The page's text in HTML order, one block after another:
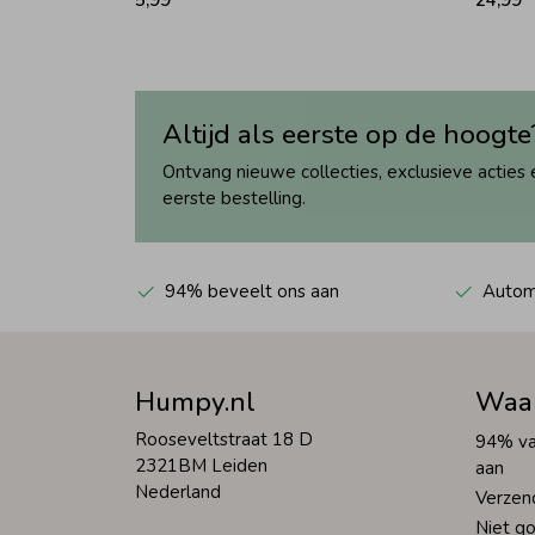
Altijd als eerste op de
Ontvang nieuwe collecties, exclusieve
eerste bestelling.
94% beveelt ons aan
Humpy.nl
Rooseveltstraat 18 D
2321BM Leiden
Nederland
94%
aan
Niet